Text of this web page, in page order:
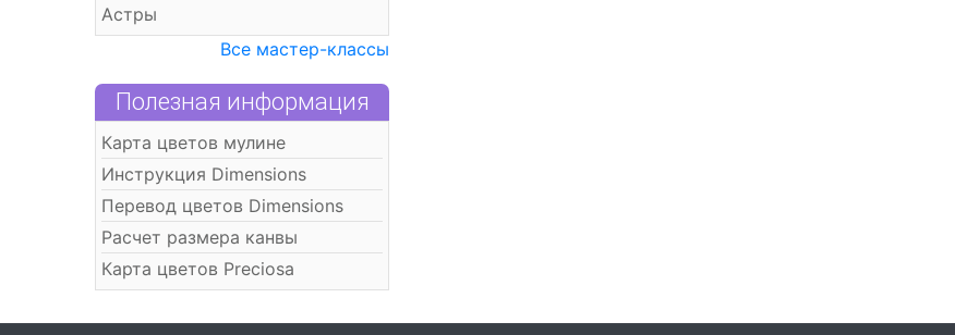
Астры
Все мастер-классы
Полезная информация
Карта цветов мулине
Инструкция Dimensions
Перевод цветов Dimensions
Расчет размера канвы
Карта цветов Preciosa